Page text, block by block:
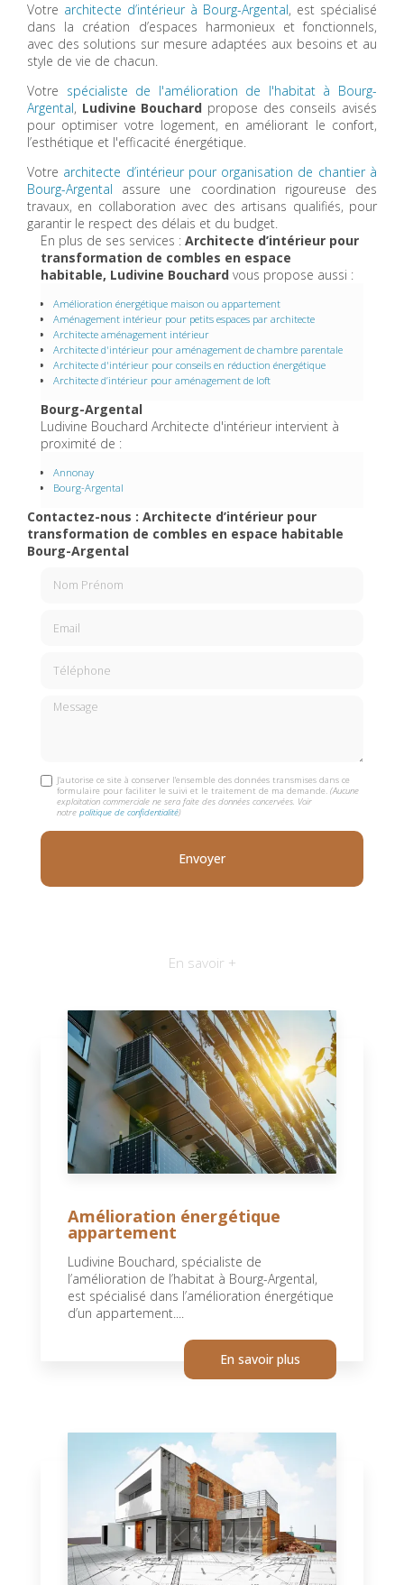
Votre architecte d’intérieur à Bourg-Argental, est spécialisé
dans la création d’espaces harmonieux et fonctionnels,
avec des solutions sur mesure adaptées aux besoins et au
style de vie de chacun.
Votre spécialiste de l'amélioration de l'habitat à Bourg-
Argental, Ludivine Bouchard propose des conseils avisés
pour optimiser votre logement, en améliorant le confort,
l’esthétique et l'efficacité énergétique.
Votre architecte d’intérieur pour organisation de chantier à
Bourg-Argental assure une coordination rigoureuse des
travaux, en collaboration avec des artisans qualifiés, pour
garantir le respect des délais et du budget.
En plus de ses services : Architecte d’intérieur pour
transformation de combles en espace
habitable, Ludivine Bouchard vous propose aussi :
Amélioration énergétique maison ou appartement
Aménagement intérieur pour petits espaces par architecte
Architecte aménagement intérieur
Architecte d'intérieur pour aménagement de chambre parentale
Architecte d'intérieur pour conseils en réduction énergétique
Architecte d’intérieur pour aménagement de loft
Bourg-Argental
Ludivine Bouchard Architecte d'intérieur intervient à
proximité de :
Annonay
Bourg-Argental
Contactez-nous : Architecte d’intérieur pour
transformation de combles en espace habitable
Bourg-Argental
Message
J'autorise ce site à conserver l'ensemble des données transmises dans ce
formulaire pour faciliter le suivi et le traitement de ma demande.(Aucune
exploitation commerciale ne sera faite des données concervées. Voir
notrepolitique de confidentialité)
En savoir +
Amélioration énergétique
appartement
Ludivine Bouchard, spécialiste de
l’amélioration de l’habitat à Bourg-Argental,
est spécialisé dans l’amélioration énergétique
d’un appartement....
En savoir plus